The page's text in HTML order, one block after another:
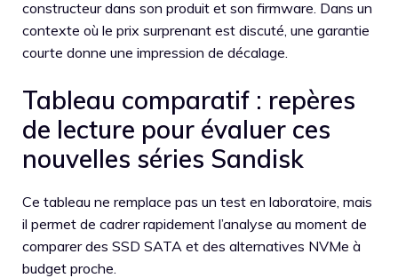
constructeur dans son produit et son firmware. Dans un
contexte où le prix surprenant est discuté, une garantie
courte donne une impression de décalage.
Tableau comparatif : repères
de lecture pour évaluer ces
nouvelles séries Sandisk
Ce tableau ne remplace pas un test en laboratoire, mais
il permet de cadrer rapidement l’analyse au moment de
comparer des SSD SATA et des alternatives NVMe à
budget proche.